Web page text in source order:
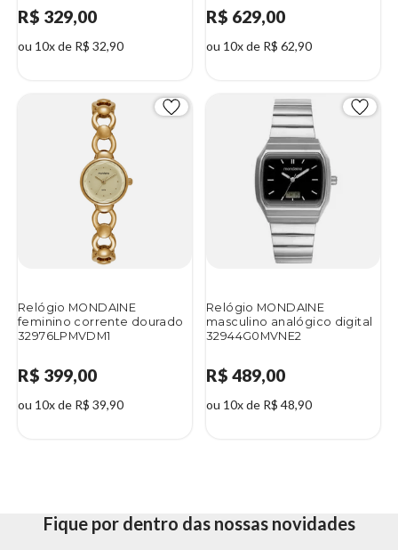
R$ 329,00
ou 10x de R$ 32,90
R$ 629,00
ou 10x de R$ 62,90
Relógio MONDAINE
feminino corrente dourado
32976LPMVDM1
R$ 399,00
ou 10x de R$ 39,90
Relógio MONDAINE
masculino analógico digital
32944G0MVNE2
R$ 489,00
ou 10x de R$ 48,90
Fique por dentro das nossas novidades